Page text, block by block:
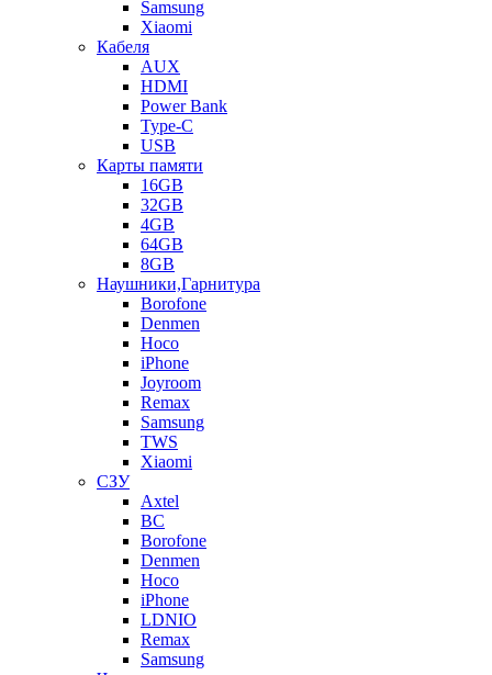
Samsung
Xiaomi
Кабеля
AUX
HDMI
Power Bank
Type-C
USB
Карты памяти
16GB
32GB
4GB
64GB
8GB
Наушники,Гарнитура
Borofone
Denmen
Hoco
iPhone
Joyroom
Remax
Samsung
TWS
Xiaomi
СЗУ
Axtel
BC
Borofone
Denmen
Hoco
iPhone
LDNIO
Remax
Samsung